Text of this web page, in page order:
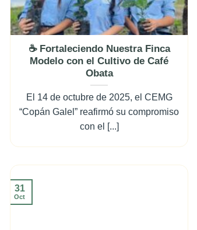
☕ Fortaleciendo Nuestra Finca
Modelo con el Cultivo de Café
Obata
El 14 de octubre de 2025, el CEMG
“Copán Galel” reafirmó su compromiso
con el [...]
31
Oct